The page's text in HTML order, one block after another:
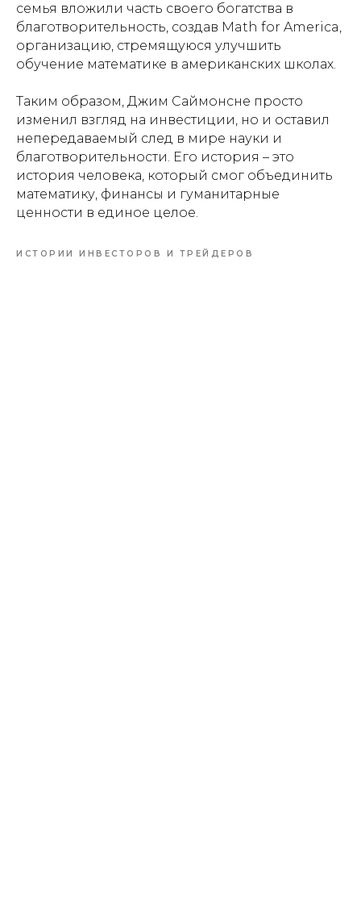
семья вложили часть своего богатства в
благотворительность, создав Math for America,
организацию, стремящуюся улучшить
обучение математике в американских школах.
Таким образом, Джим Саймонсне просто
изменил взгляд на инвестиции, но и оставил
непередаваемый след в мире науки и
благотворительности. Его история – это
история человека, который смог объединить
математику, финансы и гуманитарные
ценности в единое целое.
ИСТОРИИ ИНВЕСТОРОВ И ТРЕЙДЕРОВ